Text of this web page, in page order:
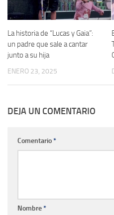
La historia de “Lucas y Gaia”:
un padre que sale a cantar
junto a su hija
ENERO 23, 2025
DEJA UN COMENTARIO
Comentario*
Nombre*